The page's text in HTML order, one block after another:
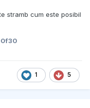
stramb cum este posibil
1 5